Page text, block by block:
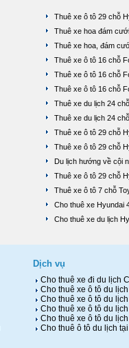
Thuê xe ô tô 29 chỗ
Thuê xe hoa đám
Thuê xe hoa, đám
Thuê xe ô tô 16 chỗ
Thuê xe ô tô 16 chỗ
Thuê xe ô tô 16 chỗ
Thuê xe du lịch 24
Thuê xe du lịch 24
Thuê xe ô tô 29 chỗ
Thuê xe ô tô 29 chỗ
Du lịch hướng về cội
Thuê xe ô tô 29 chỗ
Thuê xe ô tô 7 chỗ
Cho thuê xe Hyundai
Cho thuê xe du lịch
Dịch vụ
Cho thuê xe đi du lịch
Cho thuê xe ô tô du
Cho thuê xe ô tô du
Cho thuê xe ô tô du
Cho thuê xe ô tô du lịch
Cho thuê ô tô du lịch